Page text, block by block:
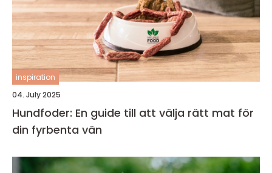
inspiration
04. July 2025
Hundfoder: En guide till att välja rätt mat för
din fyrbenta vän